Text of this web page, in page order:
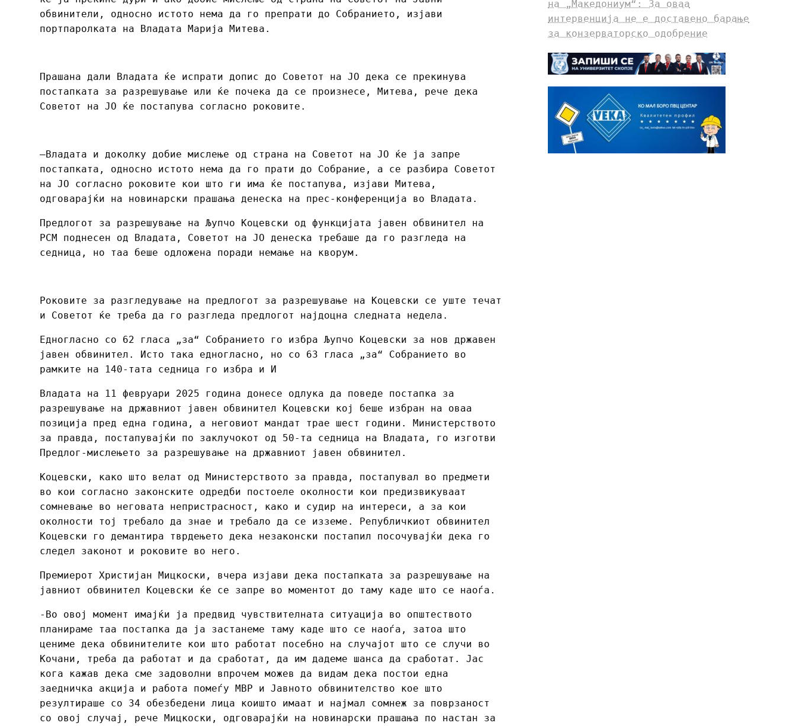
обвинители, односно истото нема да го препрати до Собранието, изјави
портпаролката на Владата Марија Митева.
Прашана дали Владата ќе испрати допис до Советот на ЈО дека се прекинува
постапката за разрешување или ќе почека да се произнесе, Митева, рече дека
Советот на ЈО ќе постапува согласно роковите.
–Владата и доколку добие мислење од страна на Советот на ЈО ќе ја запре
постапката, односно истото нема да го прати до Собрание, а се разбира Советот
на ЈО согласно роковите кои што ги има ќе постапува, изјави Митева,
одговарајќи на новинарски прашања денеска на прес-конференција во Владата.
Предлогот за разрешување на Љупчо Коцевски од функцијата јавен обвинител на
РСМ поднесен од Владата, Советот на ЈО денеска требаше да го разгледа на
седница, но таа беше одложена поради немање на кворум.
Роковите за разгледување на предлогот за разрешување на Коцевски се уште течат
и Советот ќе треба да го разгледа предлогот најдоцна следната недела.
Едногласно со 62 гласа „за“ Собранието го избра Љупчо Коцевски за нов државен
јавен обвинител. Исто така едногласно, но со 63 гласа „за“ Собранието во
рамките на 140-тата седница го избра и И
Владата на 11 февруари 2025 година донесе одлука да поведе постапка за
разрешување на државниот јавен обвинител Коцевски кој беше избран на оваа
позиција пред една година, а неговиот мандат трае шест години. Министерството
за правда, постапувајќи по заклучокот од 50-та седница на Владата, го изготви
Предлог-мислењето за разрешување на државниот јавен обвинител.
Коцевски, како што велат од Министерството за правда, постапувал во предмети
во кои согласно законските одредби постоеле околности кои предизвикуваат
сомневање во неговата непристрасност, како и судир на интереси, а за кои
околности тој требало да знае и требало да се изземе. Републичкиот обвинител
Коцевски го демантира тврдењето дека незаконски постапил посочувајќи дека го
следел законот и роковите во него.
Премиерот Христијан Мицкоски, вчера изјави дека постапката за разрешување на
јавниот обвинител Коцевски ќе се запре во моментот до таму каде што се наоѓа.
-Во овој момент имајќи ја предвид чувствителната ситуација во општеството
планираме таа постапка да ја застанеме таму каде што се наоѓа, затоа што
цениме дека обвинителите кои што работат посебно на случајот што се случи во
Кочани, треба да работат и да сработат, да им дадеме шанса да сработат. Јас
кога кажав дека сме задоволни впрочем можев да видам дека постои една
заедничка акција и работа помеѓу МВР и Јавното обвинителство кое што
резултираше со 34 обезбедени лица коишто имаат и најмал сомнеж за поврзаност
со овој случај, рече Мицкоски, одговарајќи на новинарски прашања по настан за
на „Македониум“: За оваа
интервенција не е доставено барање
за конзерваторско одобрение